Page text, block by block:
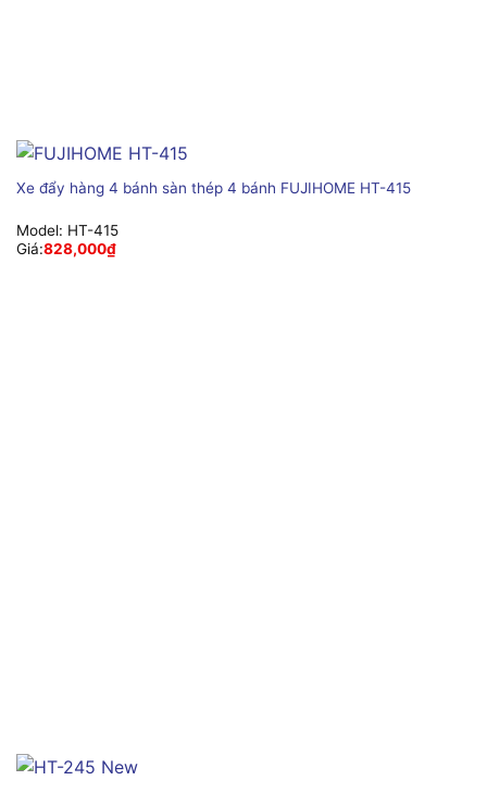
Xe đẩy hàng 4 bánh sàn thép 4 bánh FUJIHOME HT-415
Model: HT-415
Giá:828,000₫